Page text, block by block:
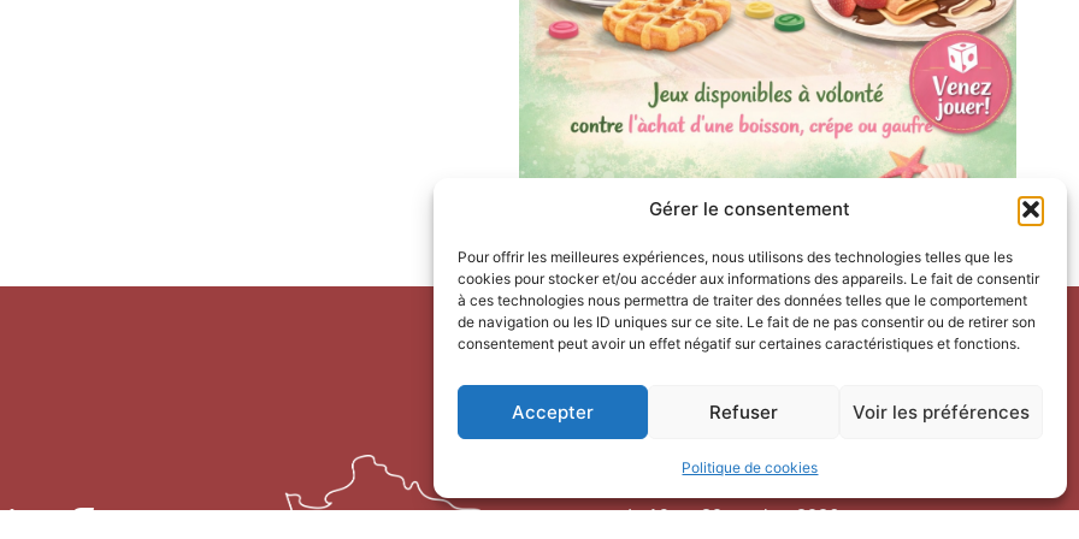
Gérer le consentement
Pour offrir les meilleures expériences, nous utilisons des technologies telles que les
cookies pour stocker et/ou accéder aux informations des appareils. Le fait de consentir
à ces technologies nous permettra de traiter des données telles que le comportement
de navigation ou les ID uniques sur ce site. Le fait de ne pas consentir ou de retirer son
consentement peut avoir un effet négatif sur certaines caractéristiques et fonctions.
Accepter Refuser Voir les préférences
Politique de cookies
Terre
Horaires d’ouverture
acances scolaires toutes zones – hors Noël :
du 9 février au 6 mars 2026
du 7 au 30 avril 2026
du 19 au 30 octobre 2026